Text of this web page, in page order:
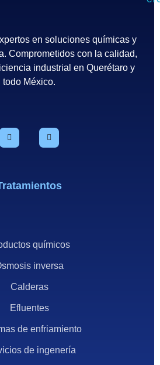
en soluciones químicas y
Comprometidos con la calidad,
industrial en Querétaro y
todo México.
químicos
inversa
Calderas
Efluentes
de enfriamiento
de ingenería